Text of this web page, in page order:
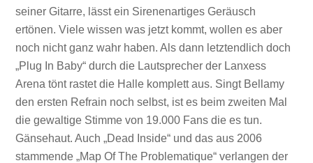
seiner Gitarre, lässt ein Sirenenartiges Geräusch
ertönen. Viele wissen was jetzt kommt, wollen es aber
noch nicht ganz wahr haben. Als dann letztendlich doch
„Plug In Baby“ durch die Lautsprecher der Lanxess
Arena tönt rastet die Halle komplett aus. Singt Bellamy
den ersten Refrain noch selbst, ist es beim zweiten Mal
die gewaltige Stimme von 19.000 Fans die es tun.
Gänsehaut. Auch „Dead Inside“ und das aus 2006
stammende „Map Of The Problematique“ verlangen der